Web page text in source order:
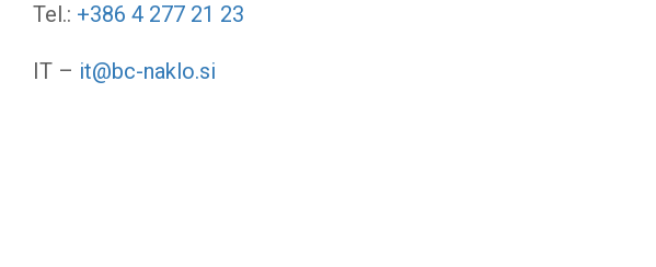
Tel.: +386 4 277 21 23
IT – it@bc-naklo.si